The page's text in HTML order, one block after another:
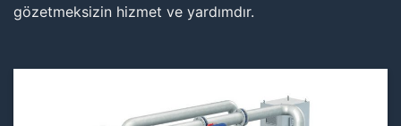
gözetmeksizin hizmet ve yardımdır.